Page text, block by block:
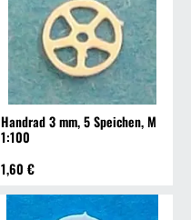
Handrad 3 mm, 5 Speichen, M
1:100
1,60 €